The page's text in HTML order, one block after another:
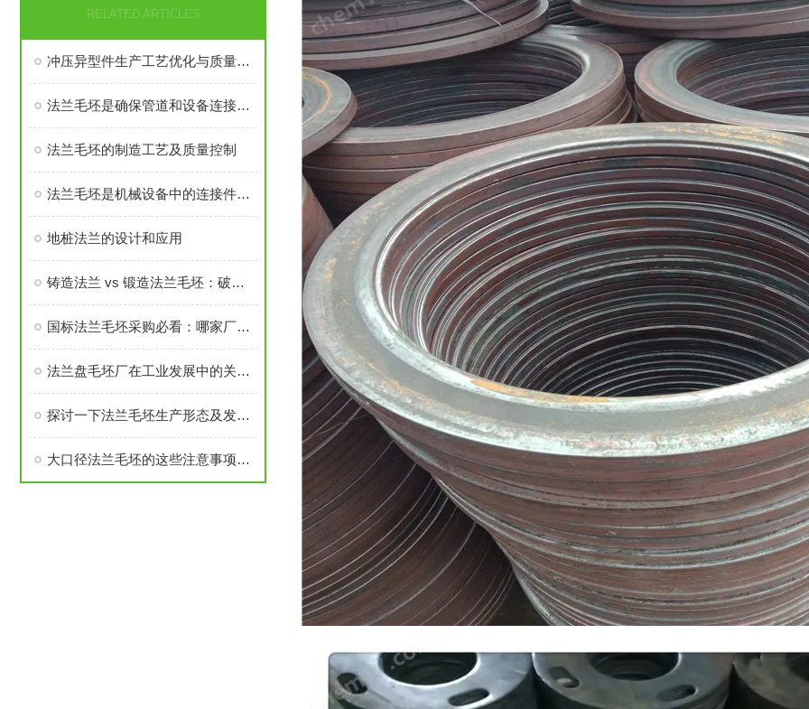
RELATED ARTICLES
冲压异型件生产工艺优化与质量控制
法兰毛坯是确保管道和设备连接密封性、承载力的基础
法兰毛坯的制造工艺及质量控制
法兰毛坯是机械设备中的连接件之一
地桩法兰的设计和应用
铸造法兰 vs 锻造法兰毛坯：破坏性测试告诉你谁更耐用
国标法兰毛坯采购必看：哪家厂家的售后与口碑经得起考验？
法兰盘毛坯厂在工业发展中的关键角色
探讨一下法兰毛坯生产形态及发展前景
大口径法兰毛坯的这些注意事项要了解